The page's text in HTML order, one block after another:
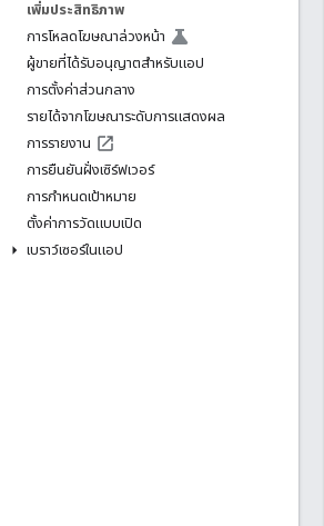
เพิ่มประสิทธิภาพ
การโหลดโฆษณาล่วงหน้า
ผู้ขายที่ได้รับอนุญาตสำหรับแอป
การตั้งค่าส่วนกลาง
รายได้จากโฆษณาระดับการแสดงผล
การรายงาน
การยืนยันฝั่งเซิร์ฟเวอร์
การกำหนดเป้าหมาย
ตั้งค่าการวัดแบบเปิด
เบราว์เซอร์ในแอป